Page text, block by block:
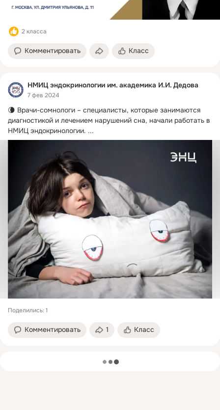
2 класса
Комментировать Класс
НМИЦ эндокринологии им. академика И.И. Дедова
7 фев 2024
🌘 Врачи-сомнологи – специалисты, которые занимаются
диагностикой и лечением нарушений сна, начали работать в
НМИЦ эндокринологии. ...
Поделились: 1
Комментировать 1 Класс